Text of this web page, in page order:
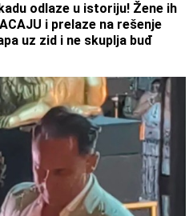
odlaze u istoriju! Žene ih
i prelaze na rešenje
uz zid i ne skuplja buđ